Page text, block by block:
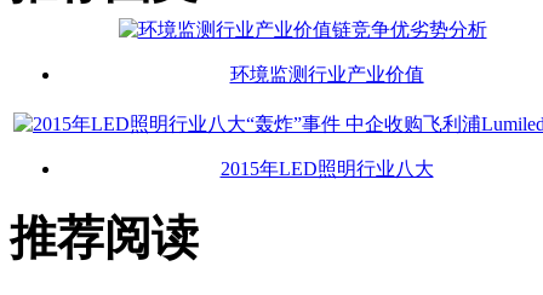
环境监测行业产业价值
2015年LED照明行业八大
推荐阅读